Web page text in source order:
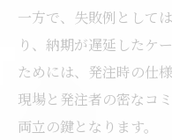
一方で、失敗例として
り、納期が遅延したケ
ためには、発注時の仕
現場と発注者の密なコ
両立の鍵となります。